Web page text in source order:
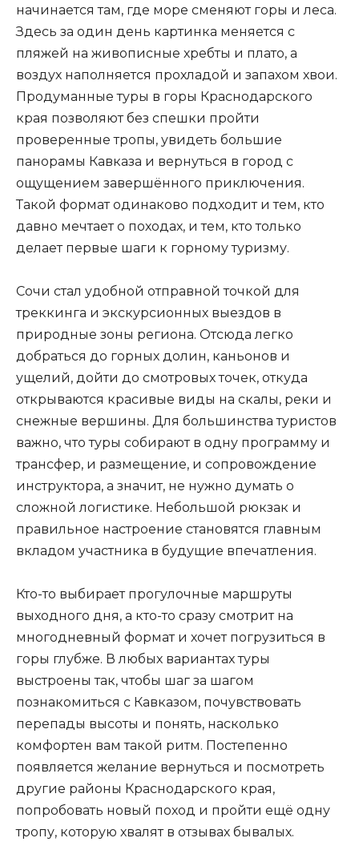
начинается там, где море сменяют горы и леса.
Здесь за один день картинка меняется с
пляжей на живописные хребты и плато, а
воздух наполняется прохладой и запахом хвои.
Продуманные туры в горы Краснодарского
края позволяют без спешки пройти
проверенные тропы, увидеть большие
панорамы Кавказа и вернуться в город с
ощущением завершённого приключения.
Такой формат одинаково подходит и тем, кто
давно мечтает о походах, и тем, кто только
делает первые шаги к горному туризму.
Сочи стал удобной отправной точкой для
треккинга и экскурсионных выездов в
природные зоны региона. Отсюда легко
добраться до горных долин, каньонов и
ущелий, дойти до смотровых точек, откуда
открываются красивые виды на скалы, реки и
снежные вершины. Для большинства туристов
важно, что туры собирают в одну программу и
трансфер, и размещение, и сопровождение
инструктора, а значит, не нужно думать о
сложной логистике. Небольшой рюкзак и
правильное настроение становятся главным
вкладом участника в будущие впечатления.
Кто-то выбирает прогулочные маршруты
выходного дня, а кто-то сразу смотрит на
многодневный формат и хочет погрузиться в
горы глубже. В любых вариантах туры
выстроены так, чтобы шаг за шагом
познакомиться с Кавказом, почувствовать
перепады высоты и понять, насколько
комфортен вам такой ритм. Постепенно
появляется желание вернуться и посмотреть
другие районы Краснодарского края,
попробовать новый поход и пройти ещё одну
тропу, которую хвалят в отзывах бывалых.